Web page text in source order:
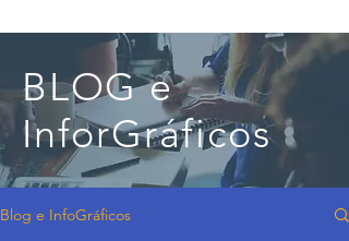
BLOG e
InforGráficos
Blog e InfoGráficos